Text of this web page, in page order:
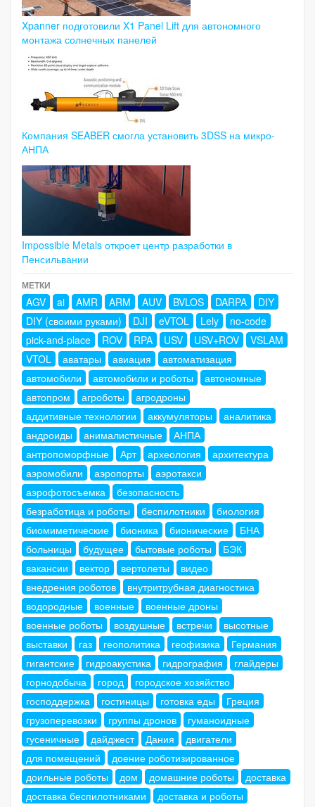
Xpanner подготовили X1 Panel Lift для автономного
монтажа солнечных панелей
Компания SEABER смогла установить 3DSS на микро-
АНПА
Impossible Metals откроет центр разработки в
Пенсильвании
МЕТКИ
AGV ai AMR ARM AUV BVLOS DARPA
DIY
DIY (своими руками)
DJI eVTOL Lely
no-code
pick-and-place
ROV RPA USV USV+ROV
VSLAM
VTOL
аватары авиация
автоматизация
автомобили
автомобили и роботы
автономные
автопром
агроботы
агродроны
аддитивные технологии
аккумуляторы
аналитика
андроиды
анималистичные
АНПА
антропоморфные
Арт археология
архитектура
аэромобили
аэропорты
аэротакси
аэрофотосъемка
безопасность
безработица и роботы
беспилотники
биология
биомиметические
бионика бионические
БНА
больницы
будущее бытовые роботы
БЭК
вакансии
вектор вертолеты
видео
внедрения роботов
внутритрубная диагностика
водородные
военные
военные дроны
военные роботы
воздушные встречи
высотные
выставки
газ геополитика геофизика
Германия
гигантские
гидроакустика гидрография
глайдеры
горнодобыча
город
городское хозяйство
господдержка
гостиницы готовка еды
Греция
грузоперевозки
группы дронов
гуманоидные
гусеничные
дайджест Дания
двигатели
для помещений
доение роботизированное
доильные роботы
дом домашние роботы
доставка
доставка беспилотниками
доставка и роботы